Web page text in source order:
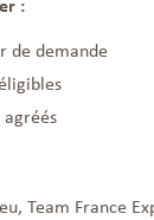
de demande
Team France